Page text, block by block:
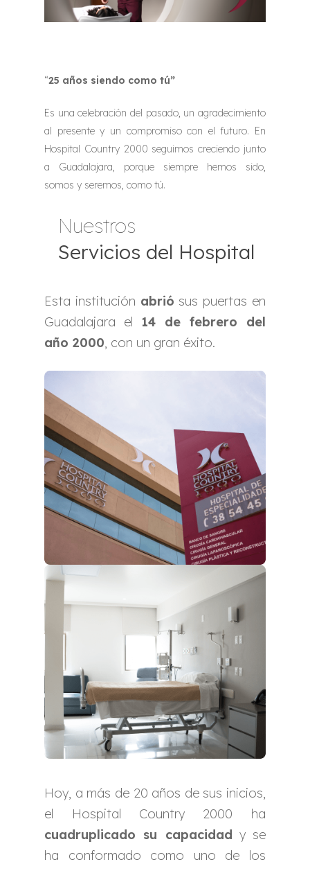
“25 años siendo como tú”
Es una celebración del pasado, un agradecimiento
al presente y un compromiso con el futuro. En
Hospital Country 2000 seguimos creciendo junto
a Guadalajara, porque siempre hemos sido,
somos y seremos, como tú.
Nuestros
Servicios del Hospital
Esta institución abrió sus puertas en
Guadalajara el 14 de febrero del
año 2000, con un gran éxito.
Hoy, a más de 20 años de sus inicios,
el Hospital Country 2000 ha
cuadruplicado su capacidad y se
ha conformado como uno de los